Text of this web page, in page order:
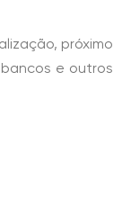
próximo
e outros